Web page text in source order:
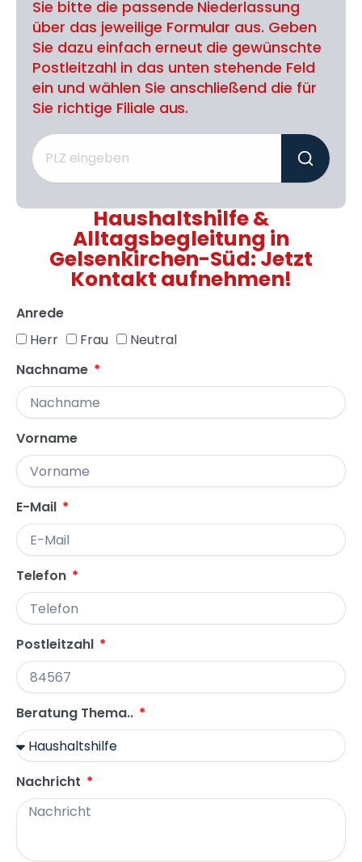
Sie bitte die passende Niederlassung
über das jeweilige Formular aus. Geben
Sie dazu einfach erneut die gewünschte
Postleitzahl in das unten stehende Feld
ein und wählen Sie anschließend die für
Sie richtige Filiale aus.
Haushaltshilfe &
Alltagsbegleitung in
Gelsenkirchen-Süd: Jetzt
Kontakt aufnehmen!
Anrede
Herr
Frau
Neutral
Nachname
Vorname
E-Mail
Telefon
Postleitzahl
Beratung Thema..
Nachricht